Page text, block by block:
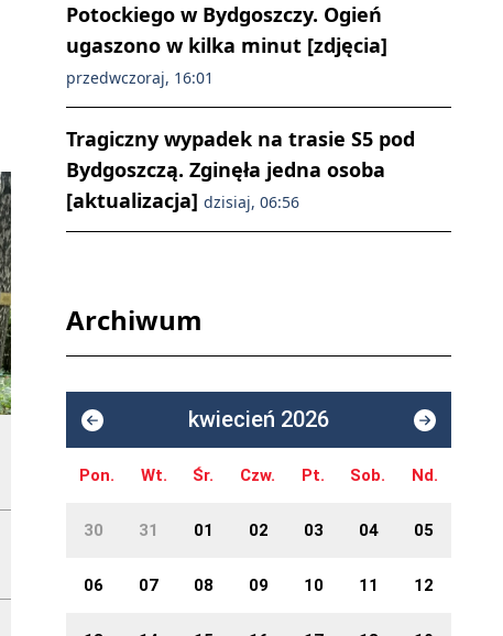
Potockiego w Bydgoszczy. Ogień
ugaszono w kilka minut [zdjęcia]
przedwczoraj, 16:01
Tragiczny wypadek na trasie S5 pod
Bydgoszczą. Zginęła jedna osoba
[aktualizacja] dzisiaj, 06:56
Archiwum
kwiecień 2026
Pon. Wt. Śr. Czw. Pt. Sob. Nd.
30 31 01 02 03 04 05
06 07 08 09 10 11 12